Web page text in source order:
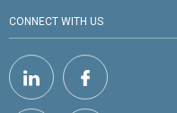
CONNECT WITH US